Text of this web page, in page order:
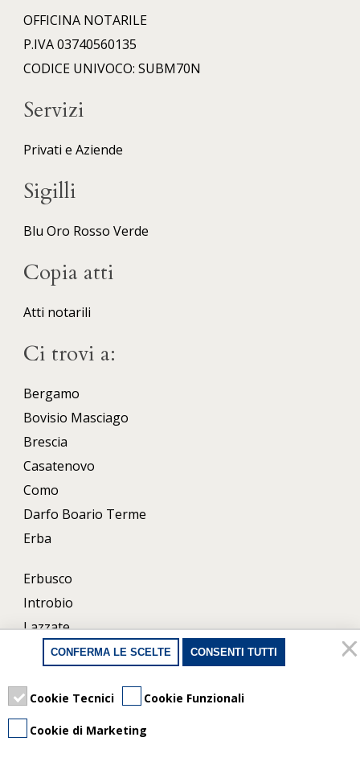
OFFICINA NOTARILE
P.IVA 03740560135
CODICE UNIVOCO: SUBM70N
Servizi
Privati e Aziende
Sigilli
Blu Oro Rosso Verde
Copia atti
Atti notarili
Ci trovi a:
Bergamo
Bovisio Masciago
Brescia
Casatenovo
Como
Darfo Boario Terme
Erba
Erbusco
Introbio
Lazzate
Lecco
Porlezza
Uboldo
CONFERMA LE SCELTE CONSENTI TUTTI
Cookie Tecnici Cookie Funzionali
Cookie di Marketing